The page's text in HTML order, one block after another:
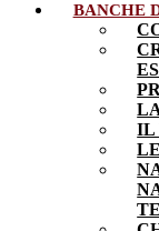
BANCHE
IL